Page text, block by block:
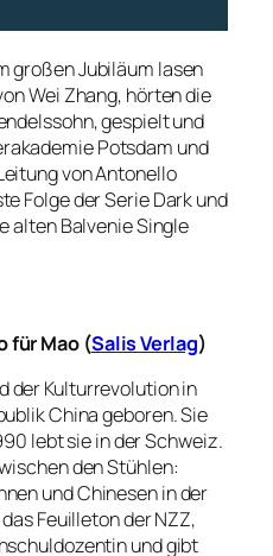
großen Jubiläum lasen
Wei Zhang, hörten die
gespielt und
Potsdam und
von Antonello
Folge der Serie Dark und
alten Balvenie Single
für Mao (Salis Verlag)
der Kulturrevolution in
China geboren. Sie
lebt sie in der Schweiz.
den Stühlen:
und Chinesen in der
Feuilleton der NZZ,
und gibt